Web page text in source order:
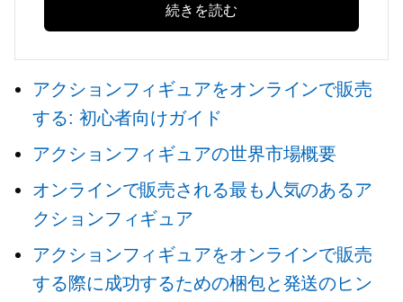
続きを読む
アクションフィギュアをオンラインで販売
する: 初心者向けガイド
アクションフィギュアの世界市場概要
オンラインで販売される最も人気のあるア
クションフィギュア
アクションフィギュアをオンラインで販売
する際に成功するための梱包と発送のヒン